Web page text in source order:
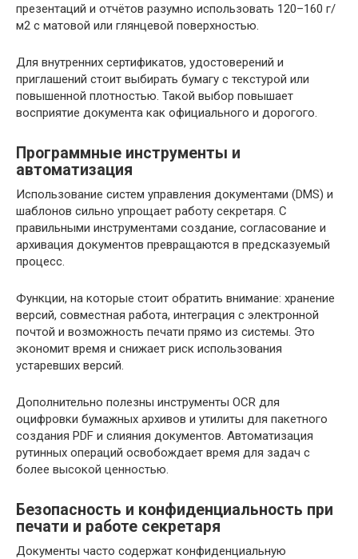
презентаций и отчётов разумно использовать 120–160 г/
м2 с матовой или глянцевой поверхностью.
Для внутренних сертификатов, удостоверений и
приглашений стоит выбирать бумагу с текстурой или
повышенной плотностью. Такой выбор повышает
восприятие документа как официального и дорогого.
Программные инструменты и
автоматизация
Использование систем управления документами (DMS) и
шаблонов сильно упрощает работу секретаря. С
правильными инструментами создание, согласование и
архивация документов превращаются в предсказуемый
процесс.
Функции, на которые стоит обратить внимание: хранение
версий, совместная работа, интеграция с электронной
почтой и возможность печати прямо из системы. Это
экономит время и снижает риск использования
устаревших версий.
Дополнительно полезны инструменты OCR для
оцифровки бумажных архивов и утилиты для пакетного
создания PDF и слияния документов. Автоматизация
рутинных операций освобождает время для задач с
более высокой ценностью.
Безопасность и конфиденциальность при
печати и работе секретаря
Документы часто содержат конфиденциальную